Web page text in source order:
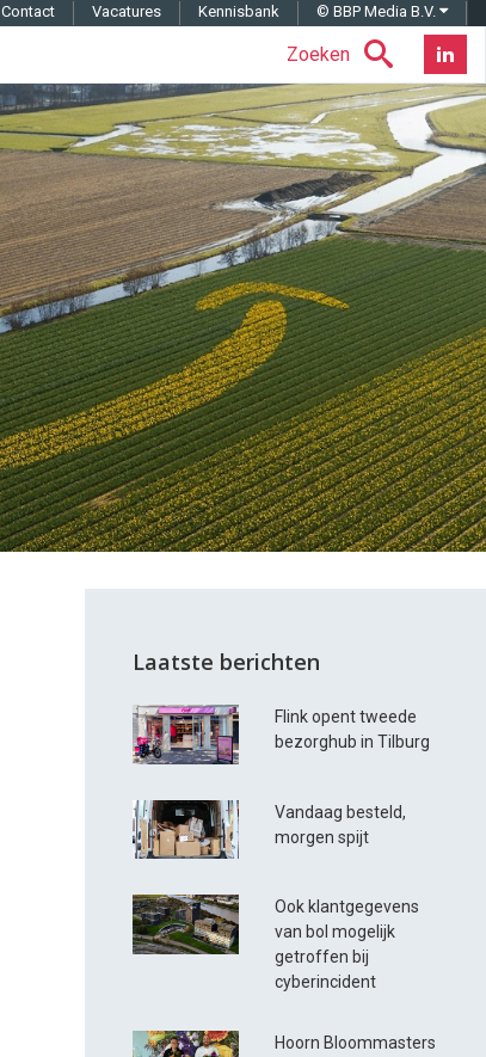
Zoeken
Contact Vacatures Kennisbank © BBP Media B.V.
Laatste berichten
Flink opent tweede
bezorghub in Tilburg
Vandaag besteld,
morgen spijt
Ook klantgegevens
van bol mogelijk
getroffen bij
cyberincident
Hoorn Bloommasters